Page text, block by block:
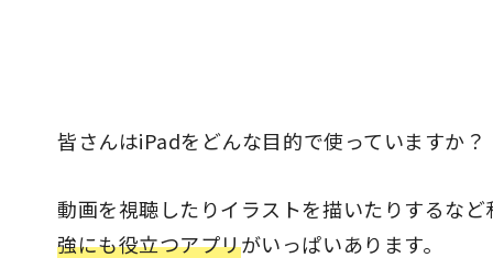
皆さんはiPadをどんな目的で使っていますか？
動画を視聴したりイラストを描いたりするな
強にも役立つアプリがいっぱいあります。